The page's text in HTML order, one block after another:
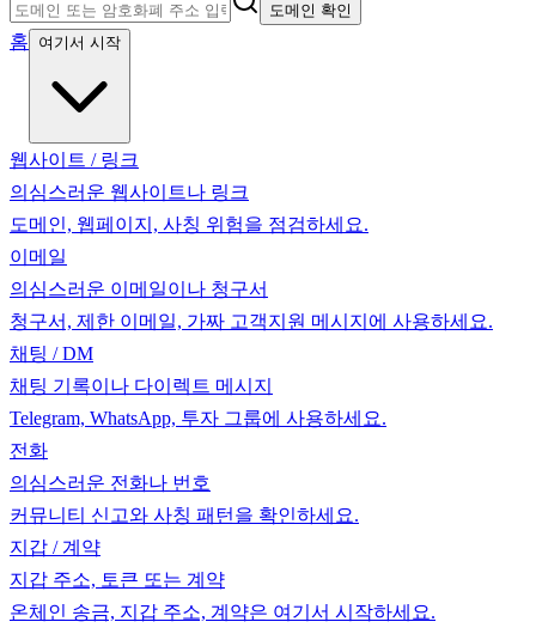
도메인 확인
홈 여기서 시작
웹사이트 / 링크
의심스러운 웹사이트나 링크
도메인, 웹페이지, 사칭 위험을 점검하세요.
이메일
의심스러운 이메일이나 청구서
청구서, 제한 이메일, 가짜 고객지원 메시지에 사용하세요.
채팅 / DM
채팅 기록이나 다이렉트 메시지
Telegram, WhatsApp, 투자 그룹에 사용하세요.
전화
의심스러운 전화나 번호
커뮤니티 신고와 사칭 패턴을 확인하세요.
지갑 / 계약
지갑 주소, 토큰 또는 계약
온체인 송금, 지갑 주소, 계약은 여기서 시작하세요.